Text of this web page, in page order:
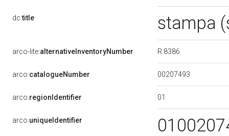
dc:title stampa
arco-lite:alternativeInventoryNumber R 8386
arco:catalogueNumber 00207493
arco:regionIdentifier 01
arco:uniqueIdentifier